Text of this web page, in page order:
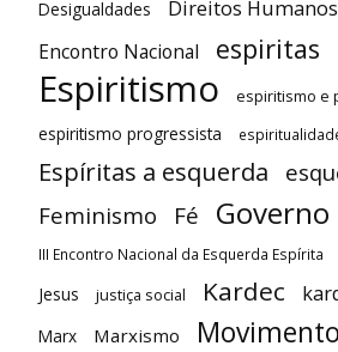
Desigualdades Direitos Humanos
Encontro Nacional espiritas
Espiritismo espiritismo e
espiritismo progressista
Espíritas a esquerda
Feminismo Fé
III Encontro Nacional da Esquerda Espírita
Jesus justiça social Kardec
Marx Marxismo